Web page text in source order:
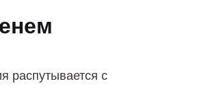
распутывается с